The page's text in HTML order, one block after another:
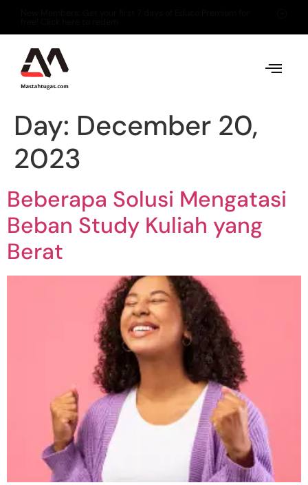
Day: December 20,
2023
Beberapa Solusi Mengatasi
Beban Study Kuliah yang
Berat